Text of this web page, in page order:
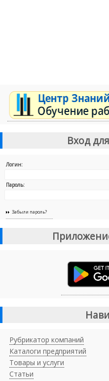
Вход
Логин:
Пароль:
Забыли пароль?
Рубрикатор компаний
Каталоги предприятий
Товары и услуги
Статьи